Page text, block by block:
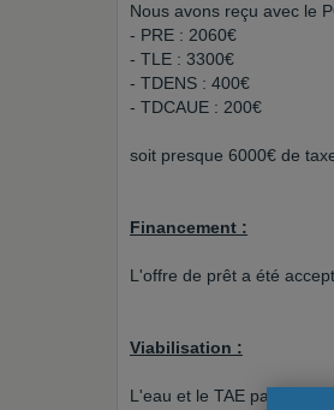
Nous avons reçu avec le
- PRE : 2060€
- TLE : 3300€
- TDENS : 400€
- TDCAUE : 200€
soit presque 6000€ de
Financement :
L'offre de prêt a été
Viabilisation :
L'eau et le TAE passe